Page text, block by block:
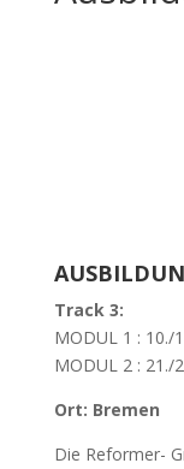
Track 3:
MODUL 1 : 10./
MODUL 2 : 21./
Ort: Bremen
Die Reformer-